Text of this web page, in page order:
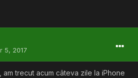
5, 2017
trecut acum câteva zile la iPhone